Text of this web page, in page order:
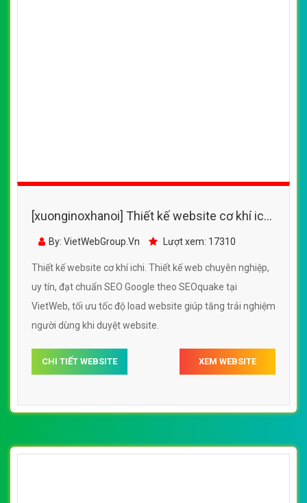
[xuonginoxhanoi] Thiết kế website cơ khí ichi
đẹp, chuyên nghiệp chuẩn SEO
By: VietWebGroup.Vn Lượt xem: 17310
Thiết kế website cơ khí ichi. Thiết kế web chuyên nghiệp,
uy tín, đạt chuẩn SEO Google theo SEOquake tại
VietWeb, tối ưu tốc độ load website giúp tăng trải nghiệm
người dùng khi duyệt website.
CHI TIẾT WEBSITE XEM WEBSITE